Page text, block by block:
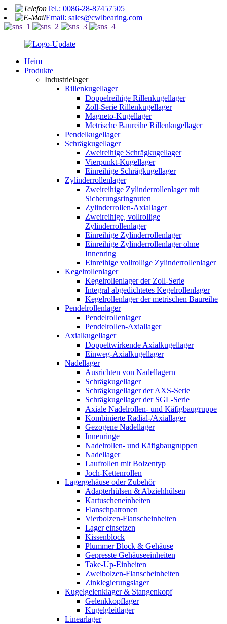
Tel.: 0086-28-87457505
Email: sales@cwlbearing.com
Heim
Produkte
Industrielager
Rillenkugellager
Doppelreihige Rillenkugellager
Zoll-Serie Rillenkugellager
Magneto-Kugellager
Metrische Baureihe Rillenkugellager
Pendelkugellager
Schrägkugellager
Zweireihige Schrägkugellager
Vierpunkt-Kugellager
Einreihige Schrägkugellager
Zylinderrollenlager
Zweireihige Zylinderrollenlager mit
Sicherungsringnuten
Zylinderrollen-Axiallager
Zweireihige, vollrollige
Zylinderrollenlager
Einreihige Zylinderrollenlager
Einreihige Zylinderrollenlager ohne
Innenring
Einreihige vollrollige Zylinderrollenlager
Kegelrollenlager
Kegelrollenlager der Zoll-Serie
Integral abgedichtetes Kegelrollenlager
Kegelrollenlager der metrischen Baureihe
Pendelrollenlager
Pendelrollenlager
Pendelrollen-Axiallager
Axialkugellager
Doppeltwirkende Axialkugellager
Einweg-Axialkugellager
Nadellager
Ausrichten von Nadellagern
Schrägkugellager
Schrägkugellager der AXS-Serie
Schrägkugellager der SGL-Serie
Axiale Nadelrollen- und Käfigbaugruppe
Kombinierte Radial-/Axiallager
Gezogene Nadellager
Innenringe
Nadelrollen- und Käfigbaugruppen
Nadellager
Laufrollen mit Bolzentyp
Joch-Kettenrollen
Lagergehäuse oder Zubehör
Adapterhülsen & Abziehhülsen
Kartuscheneinheiten
Flanschpatronen
Vierbolzen-Flanscheinheiten
Lager einsetzen
Kissenblock
Plummer Block & Gehäuse
Gepresste Gehäuseeinheiten
Take-Up-Einheiten
Zweibolzen-Flanscheinheiten
Zinklegierungslager
Kugelgelenklager & Stangenkopf
Gelenkkopflager
Kugelgleitlager
Linearlager